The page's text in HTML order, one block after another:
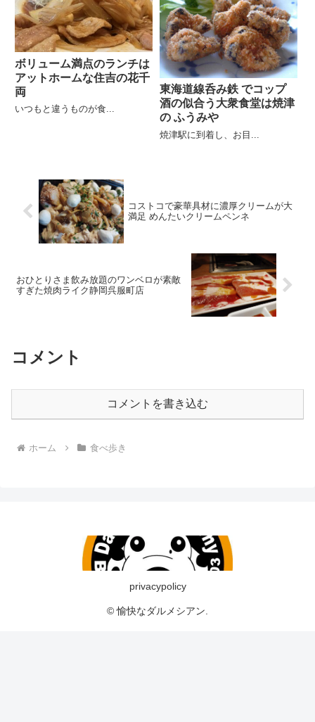
ボリューム満点のランチは
アットホームな住吉の花千
両
いつもと違うものが食...
東海道線呑み鉄 でコップ
酒の似合う大衆食堂は焼津
の ふうみや
焼津駅に到着し、お目...
コストコで豪華具材に濃厚クリームが大
満足 めんたいクリームペンネ
おひとりさま飲み放題のワンベロが素敵
すぎた焼肉ライク静岡呉服町店
コメント
コメントを書き込む
ホーム 食べ歩き
privacypolicy
© 愉快なダルメシアン.